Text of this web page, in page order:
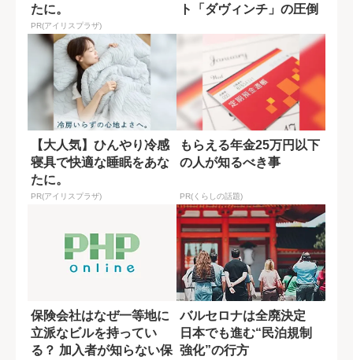
たに。
PR(アイリスプラザ)
ト「ダヴィンチ」の圧倒
【大人気】ひんやり冷感
寝具で快適な睡眠をあな
たに。
PR(アイリスプラザ)
もらえる年金25万円以下
の人が知るべき事
PR(くらしの話題)
保険会社はなぜ一等地に
立派なビルを持ってい
る？ 加入者が知らない保
バルセロナは全廃決定
日本でも進む“民泊規制
強化”の行方